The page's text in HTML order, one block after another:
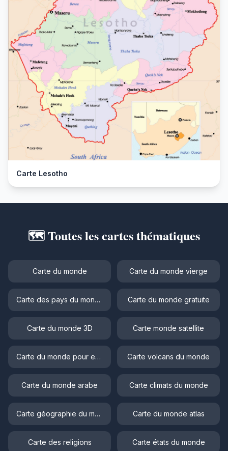
Carte Lesotho
🗺️ Toutes les cartes thématiques
Carte du monde Carte du monde vierge
Carte des pays du monde Carte du monde gratuite
Carte du monde 3D Carte monde satellite
Carte du monde pour enfant Carte volcans du monde
Carte du monde arabe Carte climats du monde
Carte géographie du monde Carte du monde atlas
Carte des religions Carte états du monde